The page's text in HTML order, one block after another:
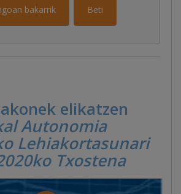
bakarrik Beti
elikatzen
Autonomia
Lehiakortasunari
Txostena